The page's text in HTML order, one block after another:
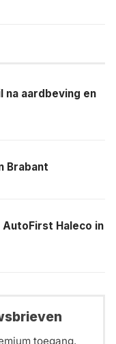
aardbeving en
Brabant
AutoFirst Haleco in
toegang.